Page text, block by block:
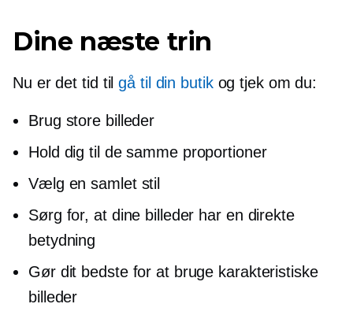
Dine næste trin
Nu er det tid tilgå til din butikog tjek om du:
Brug store billeder
Hold dig til de samme proportioner
Vælg en samlet stil
Sørg for, at dine billeder har en direkte
betydning
Gør dit bedste for at bruge karakteristiske
billeder